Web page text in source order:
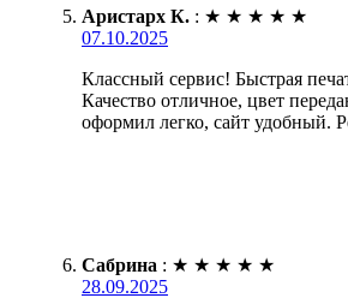
Аристарх К. : ★ ★ ★ ★ ★
07.10.2025
Классный сервис! Быстрая
Качество отличное, цвет
оформил легко, сайт удобный.
Сабрина : ★ ★ ★ ★ ★
28.09.2025